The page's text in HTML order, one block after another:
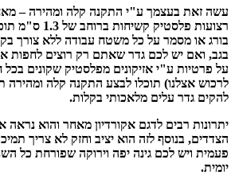
עשה זאת בעצמך ע"י התקנה קלה ומהירה –
רצועות פלסטיק
בורג או מסמר על כל משטח עבודה ללא צורך
בגב, ואם יש לכם גדר שאתם רק רוצים לחפות
על פרטיות ע"י אזיקונים מפלסטיק שקונים בכל
לרכוש אצלנו) תוכלו לבצע התקנה קלה ומהירה
להקים גדר עלים מלאכותי בקלות.
יתרונות רבים לדגם אקורדיון מאחר והוא נראה
הצדדים, בנוסף לזה הוא יציב וחזק לא צריך
פעמית ויש לכם גינה יפה וירוקה שפורחת כל
יומית.